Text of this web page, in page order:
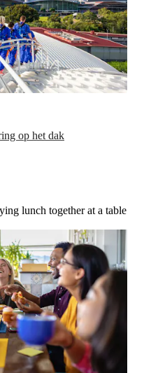
op het dak
lunch together at a table